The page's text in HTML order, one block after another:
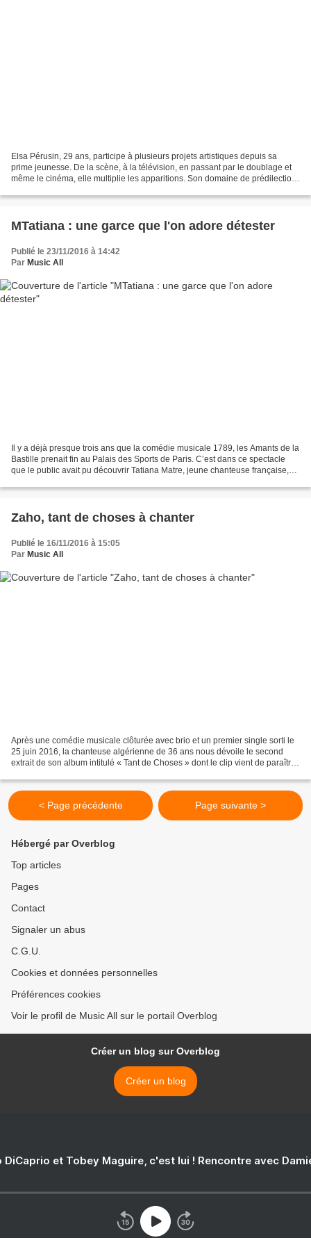
Elsa Pérusin, 29 ans, participe à plusieurs projets artistiques depuis sa
prime jeunesse. De la scène, à la télévision, en passant par le doublage et
même le cinéma, elle multiplie les apparitions. Son domaine de prédilection
MTatiana : une garce que l'on adore détester
Publié le 23/11/2016 à 14:42
Par Music All
Il y a déjà presque trois ans que la comédie musicale 1789, les Amants de la
Bastille prenait fin au Palais des Sports de Paris. C’est dans ce spectacle
que le public avait pu découvrir Tatiana Matre, jeune chanteuse française,
Zaho, tant de choses à chanter
Publié le 16/11/2016 à 15:05
Par Music All
Après une comédie musicale clôturée avec brio et un premier single sorti le
25 juin 2016, la chanteuse algérienne de 36 ans nous dévoile le second
extrait de son album intitulé « Tant de Choses » dont le clip vient de paraître.
< Page précédente Page suivante >
Hébergé par Overblog
Top articles
Pages
Contact
Signaler un abus
C.G.U.
Cookies et données personnelles
Préférences cookies
Voir le profil de Music All sur le portail Overblog
Créer un blog sur Overblog
Créer un blog
DiCaprio et Tobey Maguire, c'est lui ! Rencontre avec